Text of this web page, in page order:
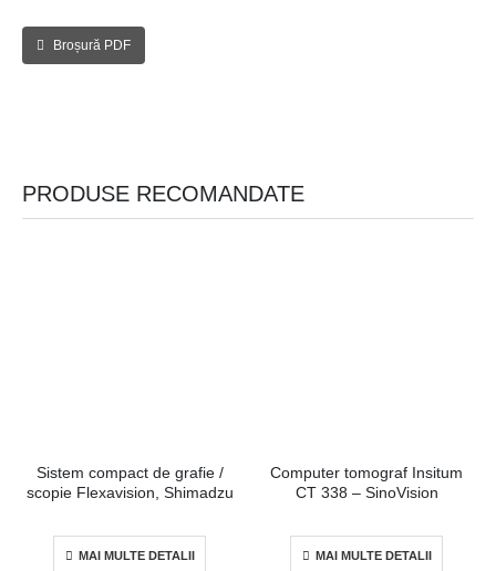
Broșură PDF
PRODUSE RECOMANDATE
Sistem compact de grafie /
scopie Flexavision, Shimadzu
MAI MULTE DETALII
Computer tomograf Insitum
CT 338 – SinoVision
MAI MULTE DETALII